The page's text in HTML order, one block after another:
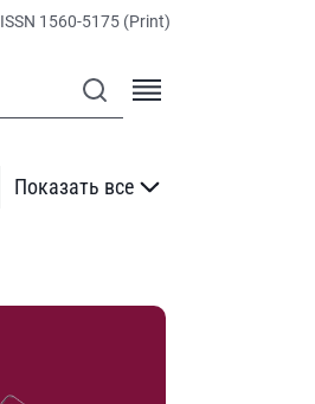
ISSN 1560-5175 (Print)
Показать все